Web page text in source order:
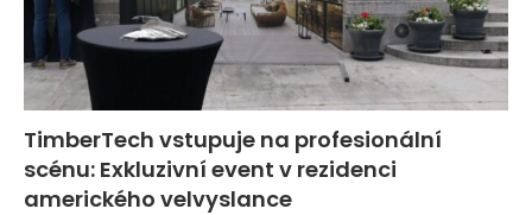
TimberTech vstupuje na profesionální
scénu: Exkluzivní event v rezidenci
amerického velvyslance